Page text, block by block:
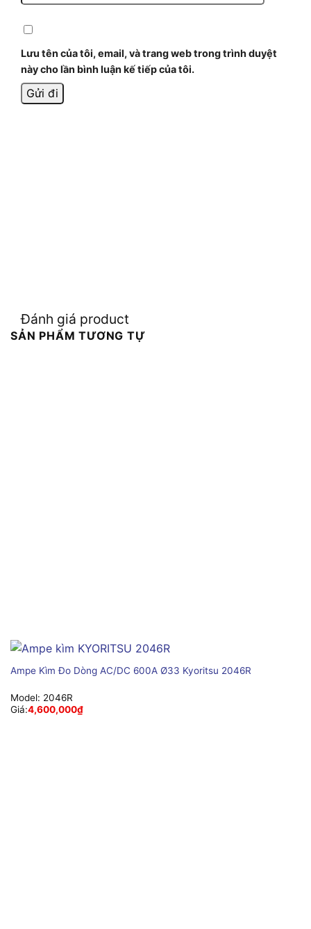
Lưu tên của tôi, email, và trang web trong trình duyệt
này cho lần bình luận kế tiếp của tôi.
Đánh giá product
SẢN PHẨM TƯƠNG TỰ
Ampe Kìm Đo Dòng AC/DC 600A Ø33 Kyoritsu 2046R
Model: 2046R
Giá:4,600,000₫